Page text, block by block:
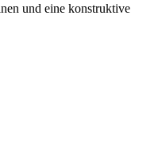
und eine konstruktive